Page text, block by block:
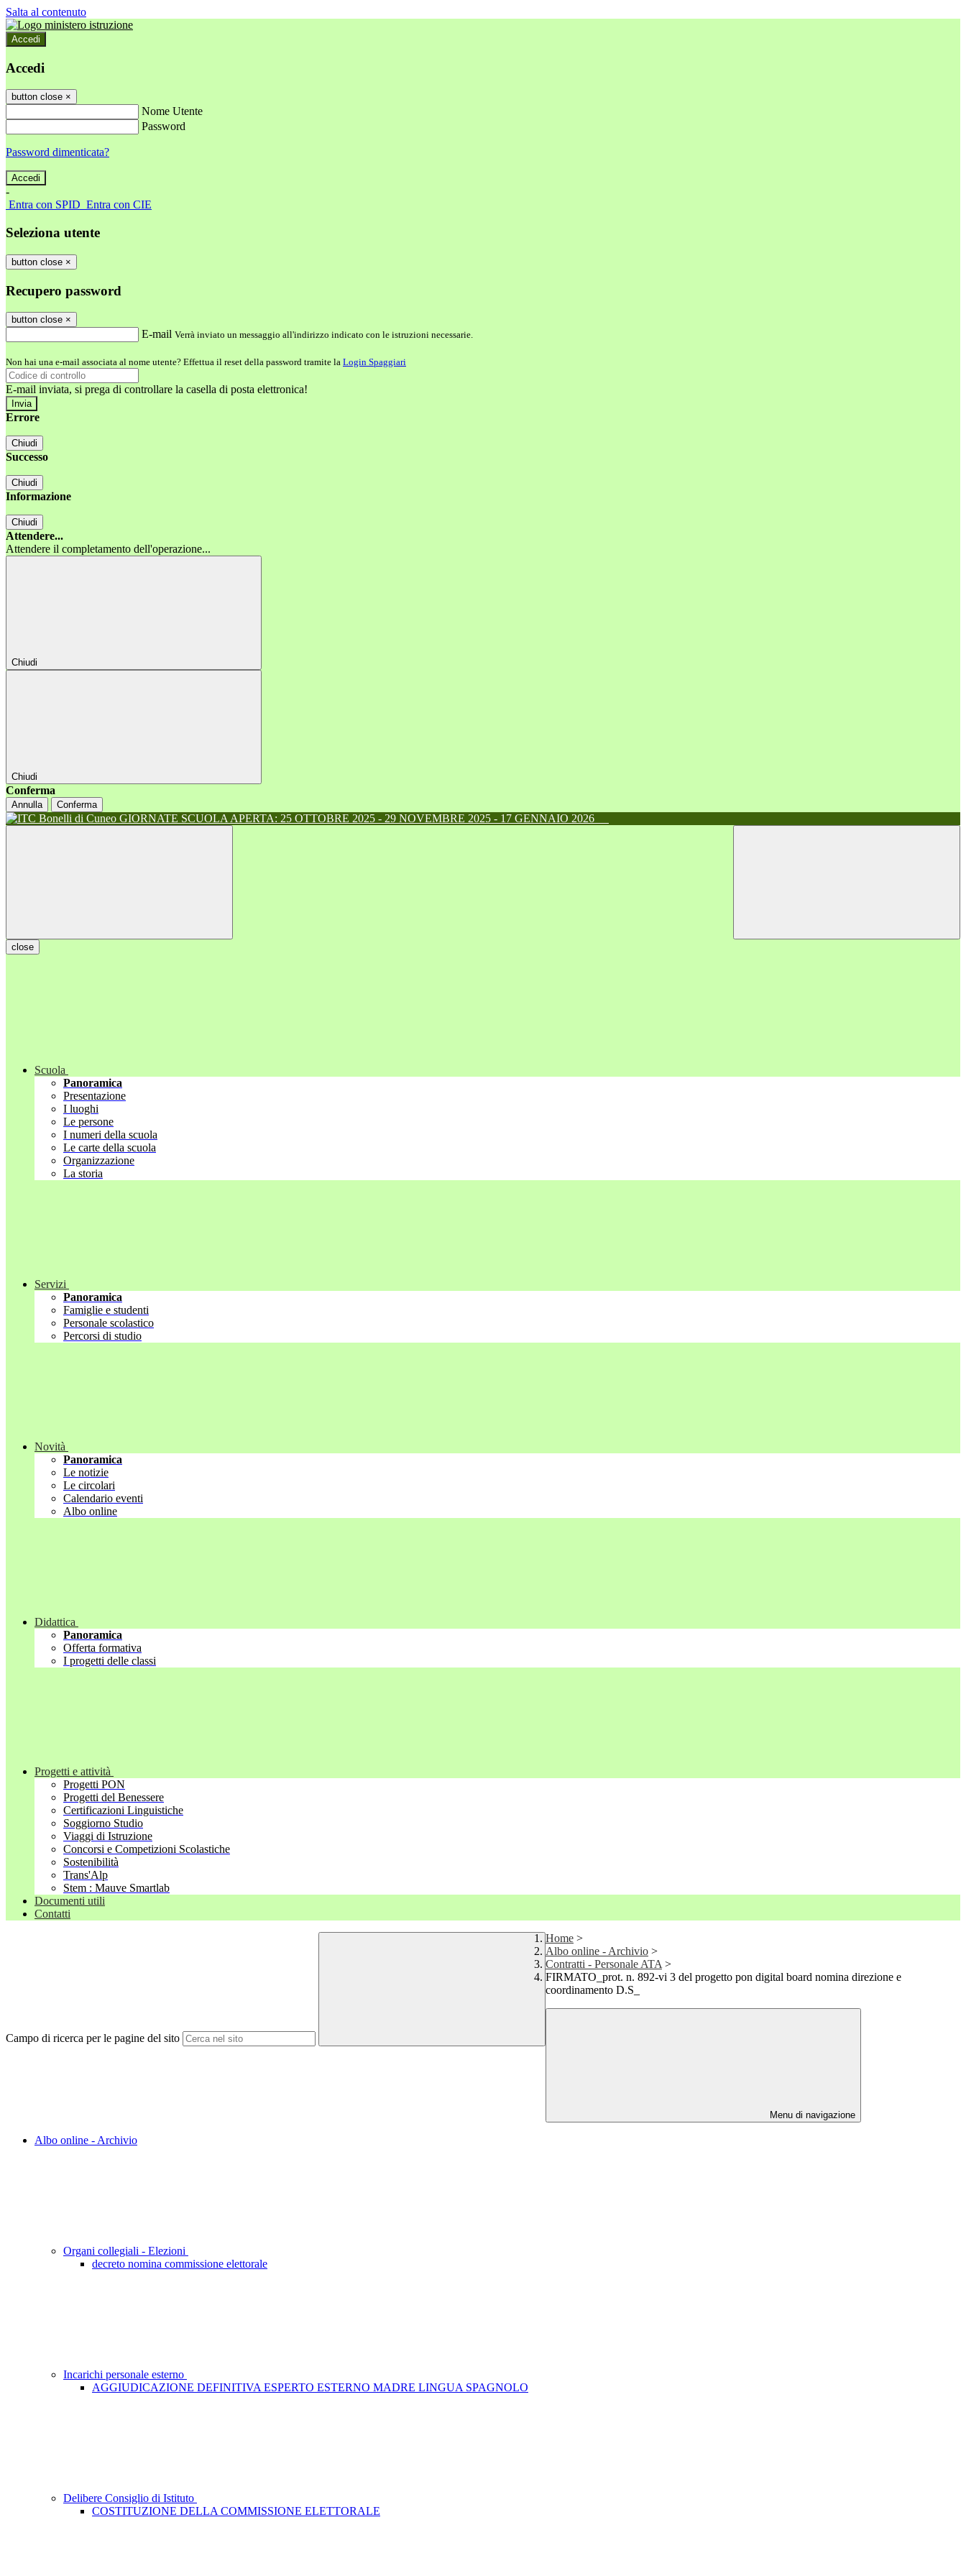
Salta al contenuto
Accedi
Accedi
button close ×
Nome Utente
Password
Password dimenticata?
-
Entra con SPID Entra con CIE
Seleziona utente
button close ×
Recupero password
button close ×
E-mail Verrà inviato un messaggio all'indirizzo indicato con le istruzioni necessarie.
Non hai una e-mail associata al nome utente? Effettua il reset della password tramite la Login Spaggiari
E-mail inviata, si prega di controllare la casella di posta elettronica!
Errore
Chiudi
Successo
Chiudi
Informazione
Chiudi
Attendere...
Attendere il completamento dell'operazione...
Chiudi
Chiudi
Conferma
Annulla Conferma
GIORNATE SCUOLA APERTA: 25 OTTOBRE 2025 - 29 NOVEMBRE 2025 - 17 GENNAIO 2026
close
Scuola
Panoramica
Presentazione
I luoghi
Le persone
I numeri della scuola
Le carte della scuola
Organizzazione
La storia
Servizi
Panoramica
Famiglie e studenti
Personale scolastico
Percorsi di studio
Novità
Panoramica
Le notizie
Le circolari
Calendario eventi
Albo online
Didattica
Panoramica
Offerta formativa
I progetti delle classi
Progetti e attività
Progetti PON
Progetti del Benessere
Certificazioni Linguistiche
Soggiorno Studio
Viaggi di Istruzione
Concorsi e Competizioni Scolastiche
Sostenibilità
Trans'Alp
Stem : Mauve Smartlab
Documenti utili
Contatti
Campo di ricerca per le pagine del sito
Home >
Albo online - Archivio >
Contratti - Personale ATA >
FIRMATO_prot. n. 892-vi 3 del progetto pon digital board nomina direzione e
coordinamento D.S_
Menu di navigazione
Albo online - Archivio
Organi collegiali - Elezioni
decreto nomina commissione elettorale
Incarichi personale esterno
AGGIUDICAZIONE DEFINITIVA ESPERTO ESTERNO MADRE LINGUA SPAGNOLO
Delibere Consiglio di Istituto
COSTITUZIONE DELLA COMMISSIONE ELETTORALE